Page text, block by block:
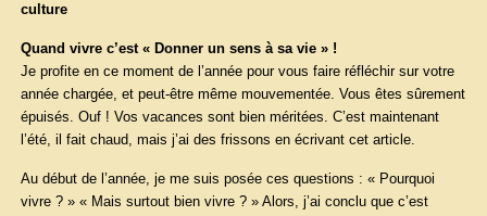
culture
Quand vivre c’est « Donner un sens à sa vie » !
Je profite en ce moment de l’année pour vous faire réfléchir sur votre
année chargée, et peut-être même mouvementée. Vous êtes sûrement
épuisés. Ouf ! Vos vacances sont bien méritées. C’est maintenant
l’été, il fait chaud, mais j’ai des frissons en écrivant cet article.
Au début de l’année, je me suis posée ces questions : « Pourquoi
vivre ? » « Mais surtout bien vivre ? » Alors, j’ai conclu que c’est